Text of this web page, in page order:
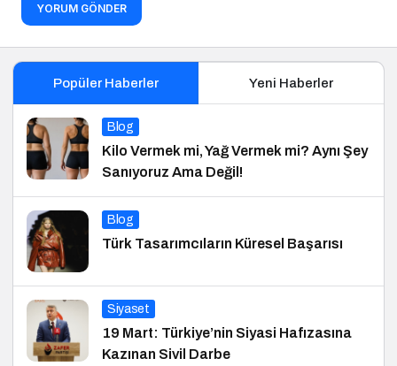
YORUM GÖNDER
Popüler Haberler Yeni Haberler
Blog
Kilo Vermek mi, Yağ Vermek mi? Aynı Şey
Sanıyoruz Ama Değil!
Blog
Türk Tasarımcıların Küresel Başarısı
Siyaset
19 Mart: Türkiye’nin Siyasi Hafızasına
Kazınan Sivil Darbe